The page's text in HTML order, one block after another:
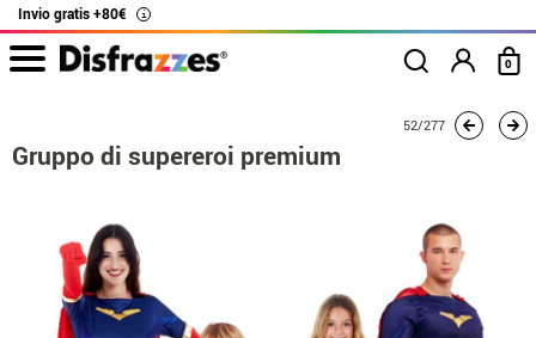
Invio gratis +80€ i
0
Gruppo di supereroi
52/277
Gruppo di supereroi premium